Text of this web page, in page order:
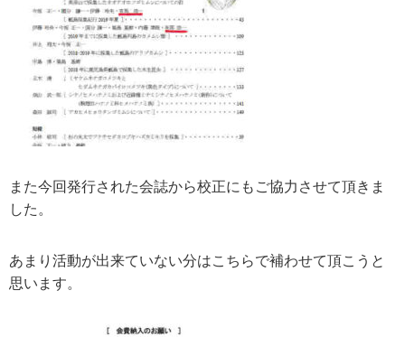
また今回発行された会誌から校正にもご協力させて頂きま
した。
あまり活動が出来ていない分はこちらで補わせて頂こうと
思います。